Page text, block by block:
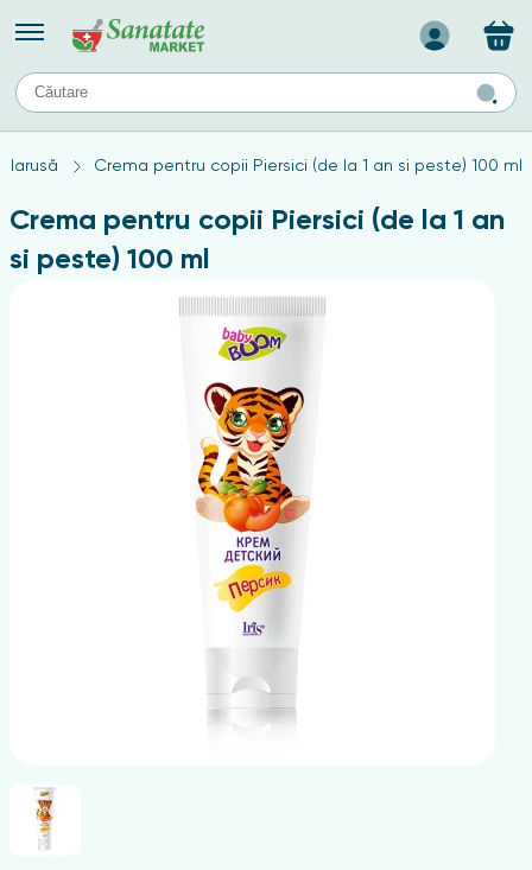
Назад
TIPURI DE TEN
Produse pentru ten mixt
Ten problematic
Produse pentru ten gras
Crema pentru copii Piersici (de la 1 an si peste) 100 ml
Crema pentru copii Piersici (de la 1 an
si peste) 100 ml